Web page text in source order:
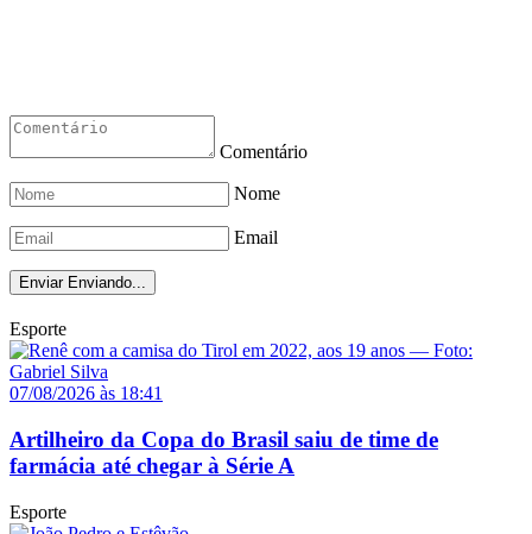
Comentário
Nome
Email
Enviar Enviando...
Esporte
07/08/2026 às 18:41
Artilheiro da Copa do Brasil saiu de time de
farmácia até chegar à Série A
Esporte